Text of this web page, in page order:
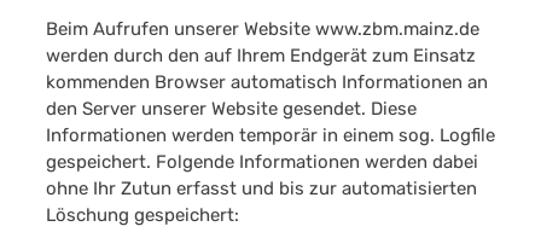
Beim Aufrufen unserer Website www.zbm.mainz.de
werden durch den auf Ihrem Endgerät zum Einsatz
kommenden Browser automatisch Informationen an
den Server unserer Website gesendet. Diese
Informationen werden temporär in einem sog. Logfile
gespeichert. Folgende Informationen werden dabei
ohne Ihr Zutun erfasst und bis zur automatisierten
Löschung gespeichert: